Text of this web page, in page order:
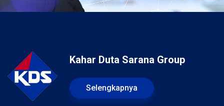
Kahar Duta Sarana Group
Selengkapnya